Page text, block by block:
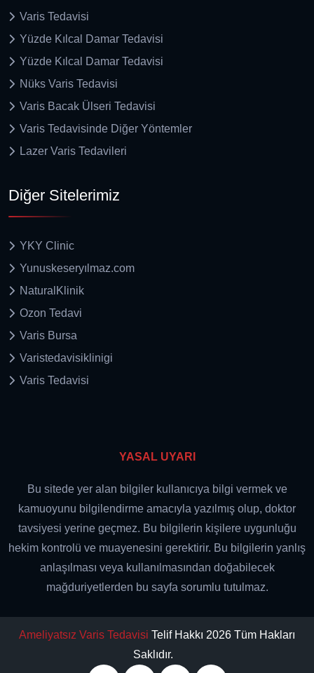
Varis Tedavisi
Yüzde Kılcal Damar Tedavisi
Yüzde Kılcal Damar Tedavisi
Nüks Varis Tedavisi
Varis Bacak Ülseri Tedavisi
Varis Tedavisinde Diğer Yöntemler
Lazer Varis Tedavileri
Diğer Sitelerimiz
YKY Clinic
Yunuskeseryılmaz.com
NaturalKlinik
Ozon Tedavi
Varis Bursa
Varistedavisiklinigi
Varis Tedavisi
YASAL UYARI
Bu sitede yer alan bilgiler kullanıcıya bilgi vermek ve
kamuoyunu bilgilendirme amacıyla yazılmış olup, doktor
tavsiyesi yerine geçmez. Bu bilgilerin kişilere uygunluğu
hekim kontrolü ve muayenesini gerektirir. Bu bilgilerin yanlış
anlaşılması veya kullanılmasından doğabilecek
mağduriyetlerden bu sayfa sorumlu tutulmaz.
Ameliyatsız Varis Tedavisi Telif Hakkı 2026 Tüm Hakları
Saklıdır.